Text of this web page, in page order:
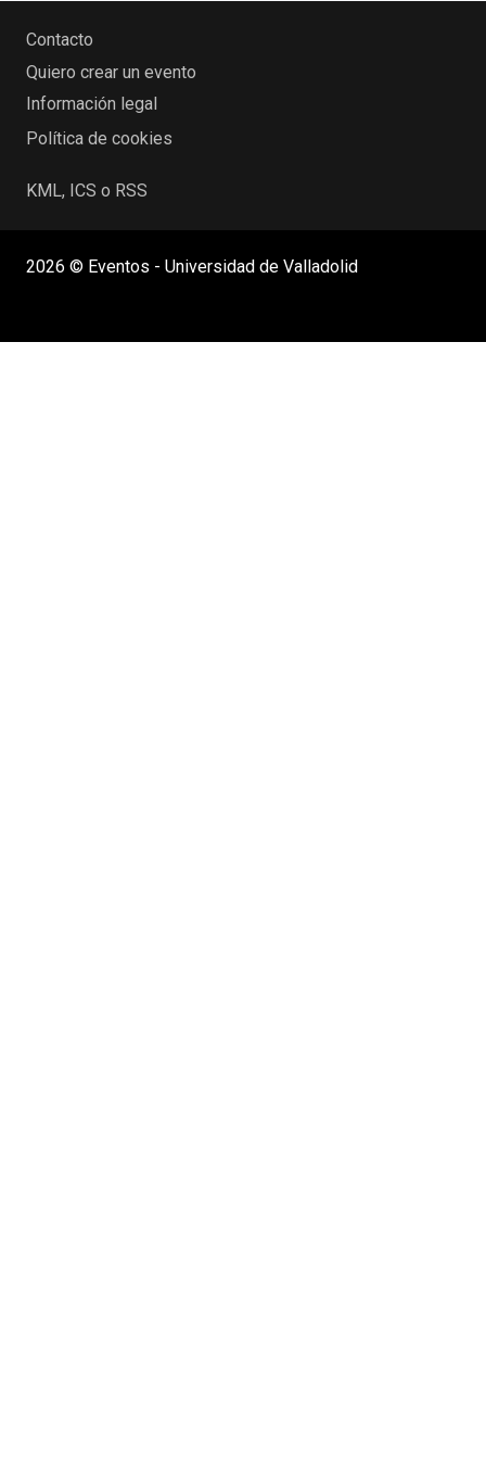
Contacto
Quiero crear un evento
Información legal
Política de cookies
KML, ICS o RSS
2026 © Eventos - Universidad de Valladolid